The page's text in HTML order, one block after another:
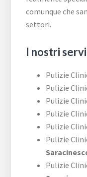
comunque che
settori.
I nostri
Pulizie
Pulizie
Pulizie
Pulizie
Pulizie
Pulizie
Pulizie